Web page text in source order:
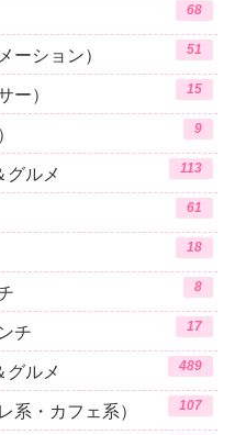
68
ーション） 51
ー） 15
9
グルメ 113
61
18
8
チ 17
グルメ 489
系・カフェ系） 107